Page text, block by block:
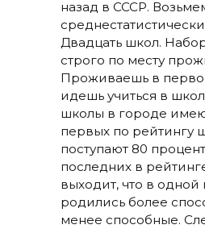
назад в СССР.
Двадцать школ.
строго по месту
Проживаешь в
идешь учиться в
школы в городе
первых по рейтингу
поступают 80
последних в
выходит, что в
родились более
менее способные.